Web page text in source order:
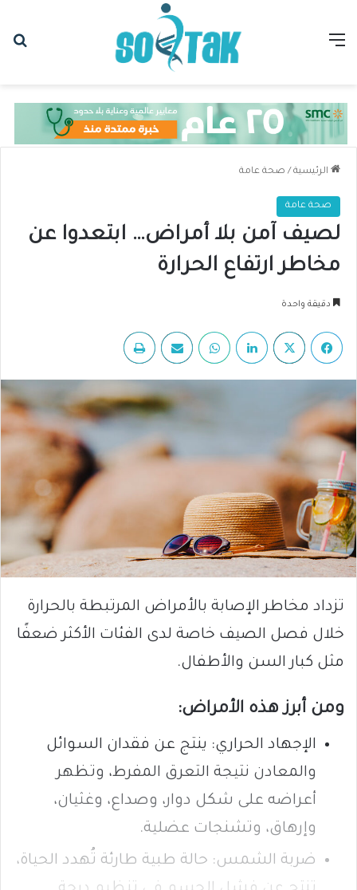
القائمة
الرئيسية / صحة عامة
صحة عامة
لصيف آمن بلا أمراض… ابتعدوا عن
مخاطر ارتفاع الحرارة
دقيقة واحدة
فيسبوك لينكدإن واتساب مشاركة عبر البريد
تزداد مخاطر الإصابة بالأمراض المرتبطة بالحرارة
خلال فصل الصيف خاصة لدى الفئات الأكثر ضعفًا
مثل كبار السن والأطفال.
ومن أبرز هذه الأمراض:
الإجهاد الحراري: ينتج عن فقدان السوائل
والمعادن نتيجة التعرق المفرط، وتظهر
أعراضه على شكل دوار، وصداع، وغثيان،
وإرهاق، وتشنجات عضلية.
ضربة الشمس: حالة طبية طارئة تُهدد الحياة،